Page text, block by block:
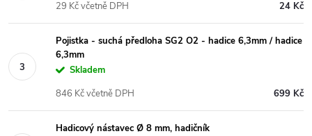
24 Kč
29 Kč včetně DPH
Pojistka - suchá předloha SG2 O2 - hadice 6,3mm / hadice
6,3mm
Skladem
699 Kč
846 Kč včetně DPH
Hadicový nástavec Ø 8 mm, hadičník